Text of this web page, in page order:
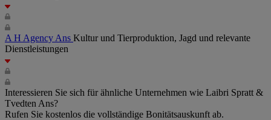
A H Agency Ans Kultur und Tierproduktion, Jagd und relevante
Dienstleistungen
Interessieren Sie sich für ähnliche Unternehmen wie Laibri Spratt &
Tvedten Ans?
Rufen Sie kostenlos die vollständige Bonitätsauskunft ab.